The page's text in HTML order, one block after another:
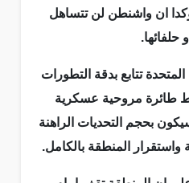
ان واشنطن لن تتساهل
حلفائها.
تتابع بدقة التطورات
طائرة مروحية عسكرية
بحجم التحديات الراهنة
واستقرار المنطقة بالكامل.